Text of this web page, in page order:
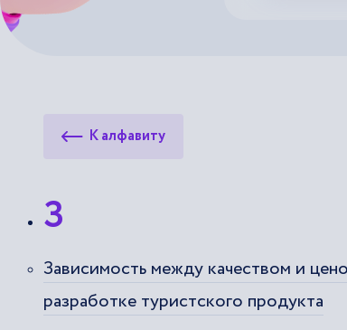
К алфавиту
З
Зависимость между качеством и
разработке туристского продукта